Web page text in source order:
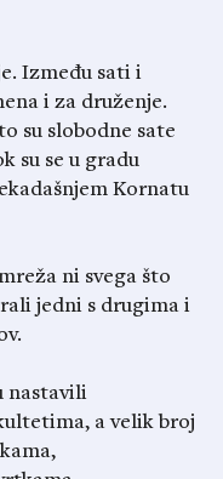
Između sati i
i za druženje.
su slobodne sate
su se u gradu
Kornatu
ni svega što
jedni s drugima i
nastavili
a velik broj